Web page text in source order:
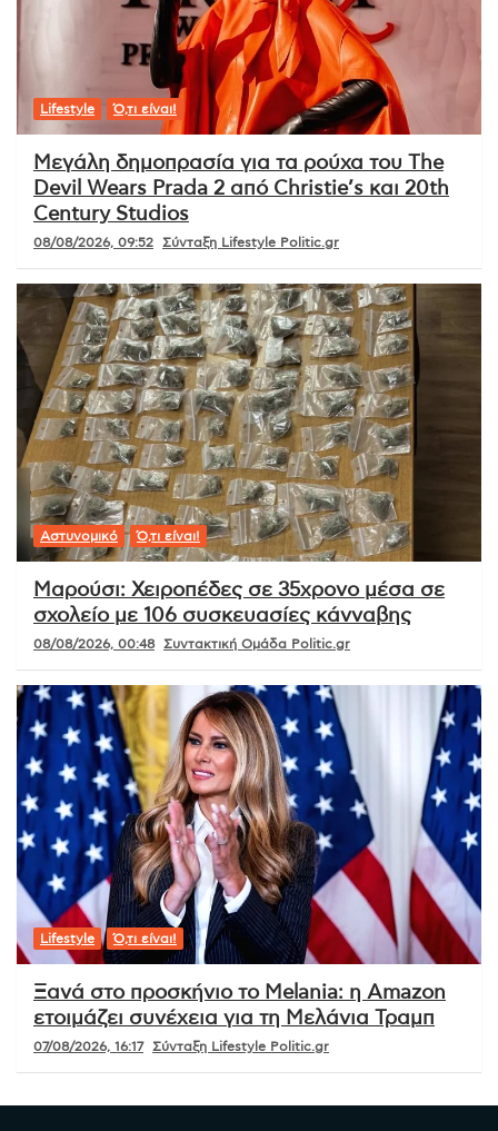
Lifestyle Ό,τι είναι!
Μεγάλη δημοπρασία για τα ρούχα του The
Devil Wears Prada 2 από Christie’s και 20th
Century Studios
08/08/2026, 09:52 Σύνταξη Lifestyle Politic.gr
Αστυνομικό Ό,τι είναι!
Μαρούσι: Χειροπέδες σε 35χρονο μέσα σε
σχολείο με 106 συσκευασίες κάνναβης
08/08/2026, 00:48 Συντακτική Ομάδα Politic.gr
Lifestyle Ό,τι είναι!
Ξανά στο προσκήνιο το Melania: η Amazon
ετοιμάζει συνέχεια για τη Μελάνια Τραμπ
07/08/2026, 16:17 Σύνταξη Lifestyle Politic.gr